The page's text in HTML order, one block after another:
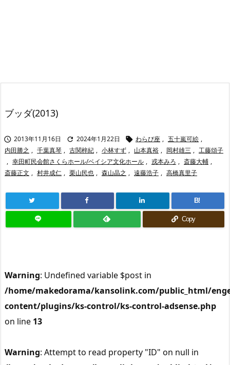
ブッダ(2013)
 2013年11月16日  2024年1月22日  わらび座 , 五十嵐可絵 ,
内田勝之 , 千葉真琴 , 古関梓紀 , 小林すず , 山本真裕 , 岡村雄三 , 工藤頌子
, 幸田町民会館さくらホール/ベイシア文化ホール , 戎本みろ , 斎藤大輔 ,
斎藤正文 , 村井成仁 , 栗山民也 , 森山晶之 , 遠藤浩子 , 高橋真里子
B!
Copy
Warning: Undefined variable $post in
/home/makedorama/kansolink.com/public_html/
content/plugins/ks-control/ks-control-adsense.php
on line 13
Warning: Attempt to read property "ID" on null in